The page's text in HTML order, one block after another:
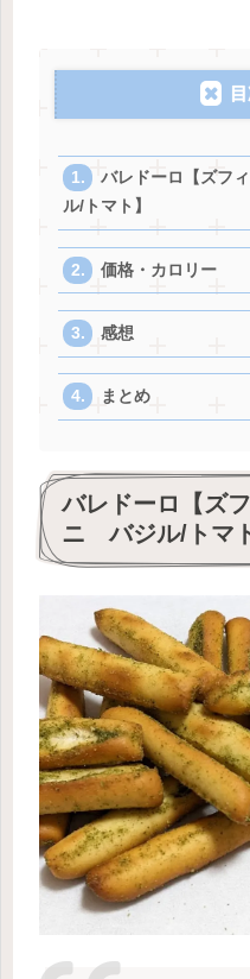
バレドーロ【ズフ
ル/トマト】
価格・カロリー
感想
まとめ
バレドーロ【ズ
ニ バジル/トマト